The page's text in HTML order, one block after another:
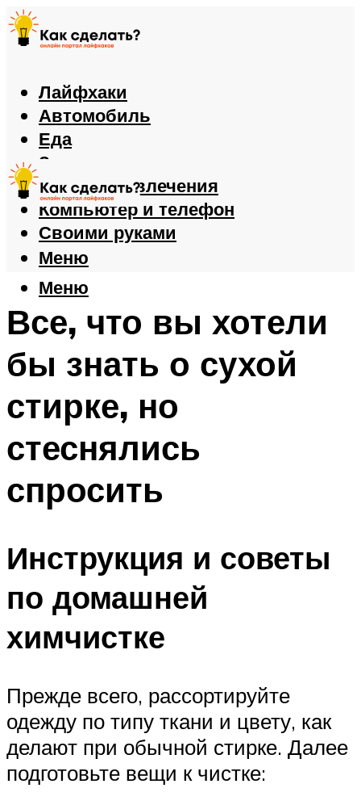
Лайфхаки
Автомобиль
Еда
Здоровье
Игры и развлечения
Компьютер и телефон
Своими руками
Меню
Меню
Все, что вы хотели
бы знать о сухой
стирке, но
стеснялись
спросить
Инструкция и советы
по домашней
химчистке
Прежде всего, рассортируйте
одежду по типу ткани и цвету, как
делают при обычной стирке. Далее
подготовьте вещи к чистке: